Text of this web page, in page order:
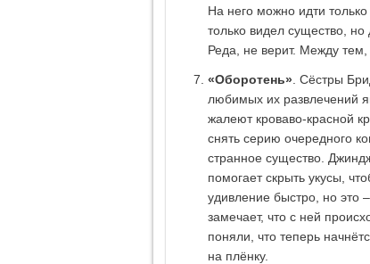
На него можно идти
только видел существо,
Реда, не верит. Между
«Оборотень» . Сёстры
любимых их развлечений
жалеют кроваво-красной
снять серию очередного
странное существо.
помогает скрыть укусы,
удивление быстро, но это
замечает, что с ней
поняли, что теперь
на плёнку.